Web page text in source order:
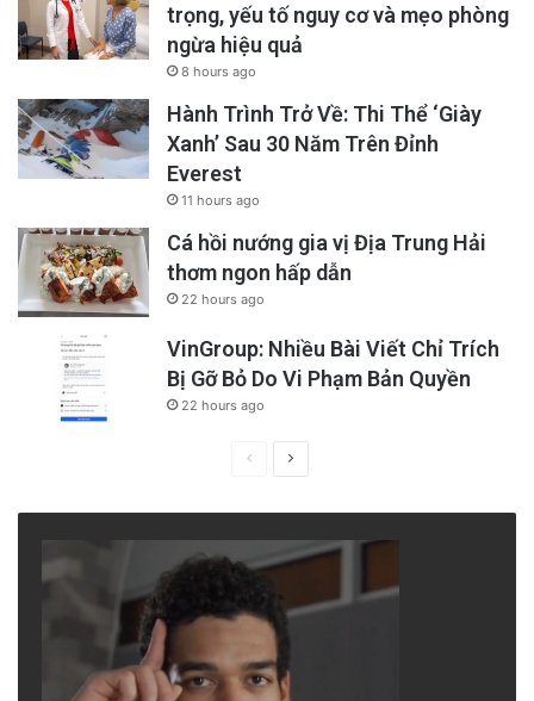
trọng, yếu tố nguy cơ và mẹo phòng
ngừa hiệu quả
8 hours ago
Hành Trình Trở Về: Thi Thể ‘Giày
Xanh’ Sau 30 Năm Trên Đỉnh
Everest
11 hours ago
Cá hồi nướng gia vị Địa Trung Hải
thơm ngon hấp dẫn
22 hours ago
VinGroup: Nhiều Bài Viết Chỉ Trích
Bị Gỡ Bỏ Do Vi Phạm Bản Quyền
22 hours ago
PreviousNext